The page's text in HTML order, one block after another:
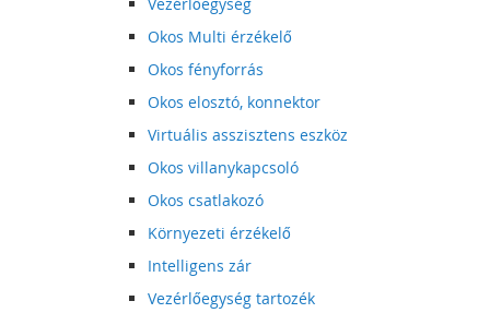
Okos Multi érzékelő
Okos fényforrás
Okos elosztó, konnektor
Virtuális asszisztens eszköz
Okos villanykapcsoló
Okos csatlakozó
Környezeti érzékelő
Intelligens zár
Vezérlőegység tartozék